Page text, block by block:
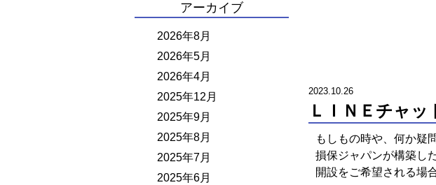
アーカイブ
2026年8月
2026年5月
2026年4月
2025年12月
2025年9月
2025年8月
2025年7月
2025年6月
2023.10.26
ＬＩＮＥチャ
もしもの時や、何か疑
損保ジャパンが構築し
開設をご希望される場